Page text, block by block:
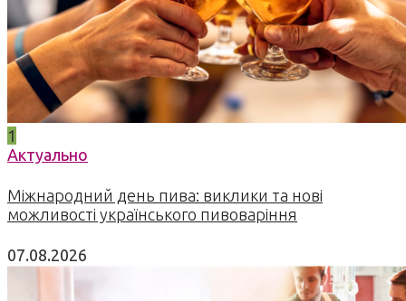
1
Актуально
Міжнародний день пива: виклики та нові
можливості українського пивоваріння
07.08.2026